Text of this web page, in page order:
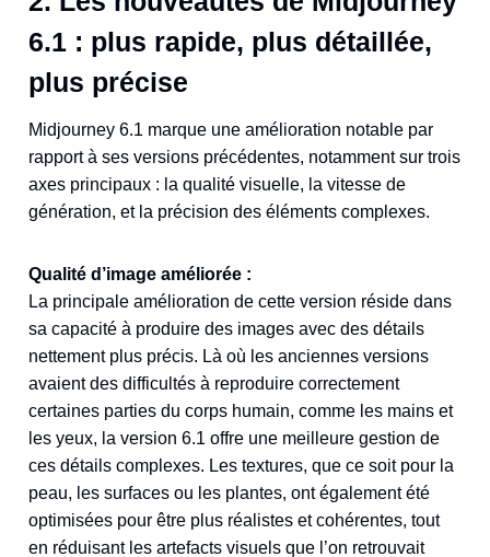
6.1 : plus rapide, plus détaillée,
plus précise
Midjourney 6.1 marque une amélioration notable par
rapport à ses versions précédentes, notamment sur trois
axes principaux : la qualité visuelle, la vitesse de
génération, et la précision des éléments complexes.
Qualité d’image améliorée :
La principale amélioration de cette version réside dans
sa capacité à produire des images avec des détails
nettement plus précis. Là où les anciennes versions
avaient des difficultés à reproduire correctement
certaines parties du corps humain, comme les mains et
les yeux, la version 6.1 offre une meilleure gestion de
ces détails complexes. Les textures, que ce soit pour la
peau, les surfaces ou les plantes, ont également été
optimisées pour être plus réalistes et cohérentes, tout
en réduisant les artefacts visuels que l’on retrouvait